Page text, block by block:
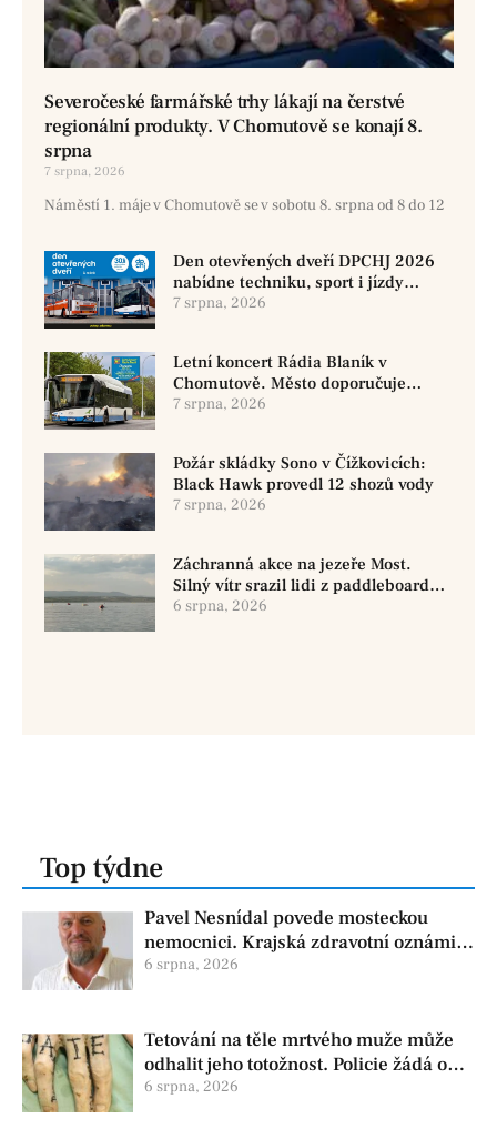
Severočeské farmářské trhy lákají na čerstvé
regionální produkty. V Chomutově se konají 8.
srpna
7 srpna, 2026
Náměstí 1. máje v Chomutově se v sobotu 8. srpna od 8 do 12
Den otevřených dveří DPCHJ 2026
nabídne techniku, sport i jízdy
historickými vozy
7 srpna, 2026
Letní koncert Rádia Blaník v
Chomutově. Město doporučuje
využít MHD
7 srpna, 2026
Požár skládky Sono v Čížkovicích:
Black Hawk provedl 12 shozů vody
7 srpna, 2026
Záchranná akce na jezeře Most.
Silný vítr srazil lidi z paddleboardů,
dvě osoby se pohřešují
6 srpna, 2026
Top týdne
Pavel Nesnídal povede mosteckou
nemocnici. Krajská zdravotní oznámila
změnu ve vedení
6 srpna, 2026
Tetování na těle mrtvého muže může
odhalit jeho totožnost. Policie žádá o
pomoc
6 srpna, 2026